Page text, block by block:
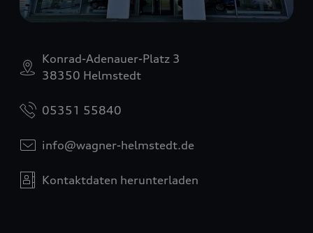
Konrad-Adenauer-Platz 3
38350 Helmstedt
05351 55840
info@wagner-helmstedt.de
Kontaktdaten herunterladen